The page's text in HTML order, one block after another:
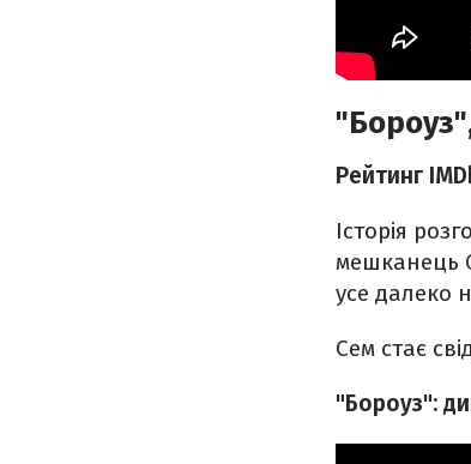
Рейтинг
Історія
мешканець
усе далеко
Сем стає
"Бороуз":